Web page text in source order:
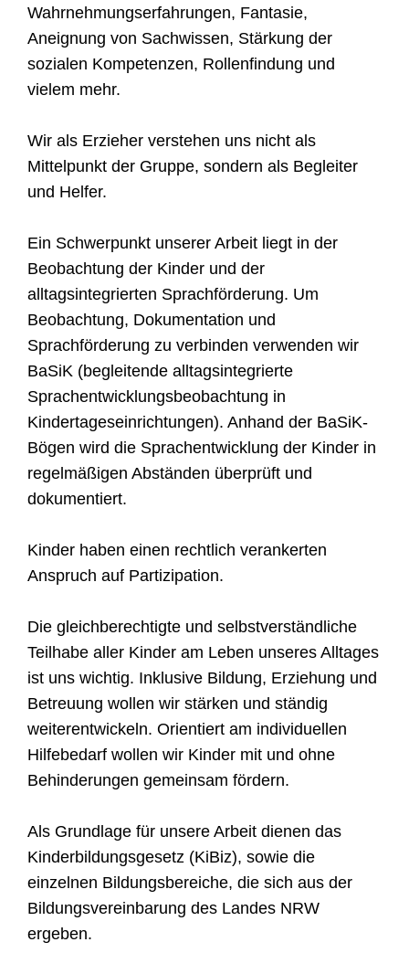
Wahrnehmungserfahrungen, Fantasie,
Aneignung von Sachwissen, Stärkung der
sozialen Kompetenzen, Rollenfindung und
vielem mehr.
Wir als Erzieher verstehen uns nicht als
Mittelpunkt der Gruppe, sondern als Begleiter
und Helfer.
Ein Schwerpunkt unserer Arbeit liegt in der
Beobachtung der Kinder und der
alltagsintegrierten Sprachförderung. Um
Beobachtung, Dokumentation und
Sprachförderung zu verbinden verwenden wir
BaSiK (begleitende alltagsintegrierte
Sprachentwicklungsbeobachtung in
Kindertageseinrichtungen). Anhand der BaSiK-
Bögen wird die Sprachentwicklung der Kinder in
regelmäßigen Abständen überprüft und
dokumentiert.
Kinder haben einen rechtlich verankerten
Anspruch auf Partizipation.
Die gleichberechtigte und selbstverständliche
Teilhabe aller Kinder am Leben unseres Alltages
ist uns wichtig. Inklusive Bildung, Erziehung und
Betreuung wollen wir stärken und ständig
weiterentwickeln. Orientiert am individuellen
Hilfebedarf wollen wir Kinder mit und ohne
Behinderungen gemeinsam fördern.
Als Grundlage für unsere Arbeit dienen das
Kinderbildungsgesetz (KiBiz), sowie die
einzelnen Bildungsbereiche, die sich aus der
Bildungsvereinbarung des Landes NRW
ergeben.